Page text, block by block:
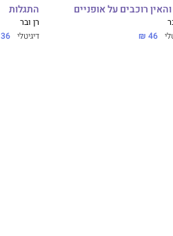
רוכבים על אופניים
46 ₪
התגלות
רן ובר
דיגיטלי 36 ₪